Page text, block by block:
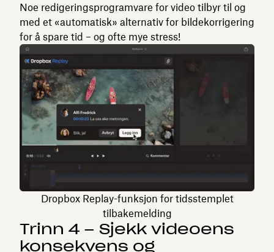
Noe redigeringsprogramvare for video tilbyr til og
med et «automatisk» alternativ for bildekorrigering
for å spare tid – og ofte mye stress!
Dropbox Replay-funksjon for tidsstemplet
tilbakemelding
Trinn 4 – Sjekk videoens
konsekvens og